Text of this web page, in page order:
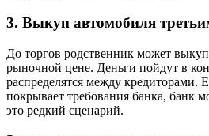
3. Выкуп автомобиля
До торгов родственник может
рыночной цене. Деньги пойдут в
распределятся между кредиторами.
покрывает требования банка, банк
это редкий сценарий.